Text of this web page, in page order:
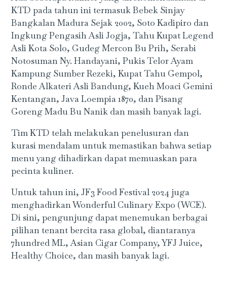
KTD pada tahun ini termasuk Bebek Sinjay
Bangkalan Madura Sejak 2002, Soto Kadipiro dan
Ingkung Pengasih Asli Jogja, Tahu Kupat Legend
Asli Kota Solo, Gudeg Mercon Bu Prih, Serabi
Notosuman Ny. Handayani, Pukis Telor Ayam
Kampung Sumber Rezeki, Kupat Tahu Gempol,
Ronde Alkateri Asli Bandung, Kueh Moaci Gemini
Kentangan, Java Loempia 1870, dan Pisang
Goreng Madu Bu Nanik dan masih banyak lagi.
Tim KTD telah melakukan penelusuran dan
kurasi mendalam untuk memastikan bahwa setiap
menu yang dihadirkan dapat memuaskan para
pecinta kuliner.
Untuk tahun ini, JF3 Food Festival 2024 juga
menghadirkan Wonderful Culinary Expo (WCE).
Di sini, pengunjung dapat menemukan berbagai
pilihan tenant bercita rasa global, diantaranya
7hundred ML, Asian Cigar Company, YFJ Juice,
Healthy Choice, dan masih banyak lagi.